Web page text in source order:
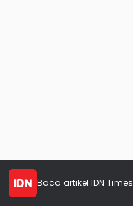
Baca artikel IDN Times